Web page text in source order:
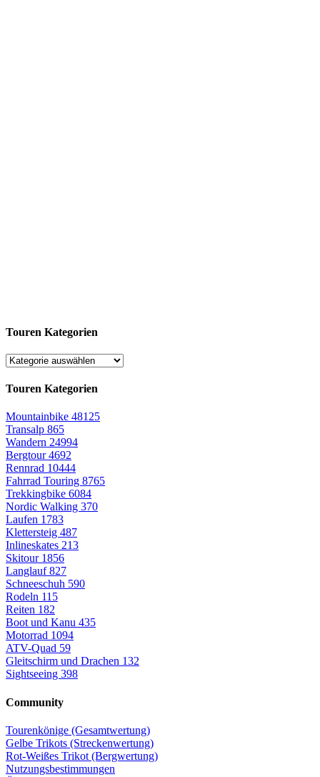
Touren Kategorien
Touren Kategorien
Mountainbike 48125
Transalp 865
Wandern 24994
Bergtour4692
Rennrad 10444
Fahrrad Touring 8765
Trekkingbike 6084
Nordic Walking 370
Laufen 1783
Klettersteig 487
Inlineskates 213
Skitour 1856
Langlauf827
Schneeschuh 590
Rodeln 115
Reiten 182
Boot und Kanu 435
Motorrad 1094
ATV-Quad 59
Gleitschirm und Drachen 132
Sightseeing 398
Community
Tourenkönige (Gesamtwertung)
Gelbe Trikots (Streckenwertung)
Rot-Weißes Trikot (Bergwertung)
Nutzungsbestimmungen